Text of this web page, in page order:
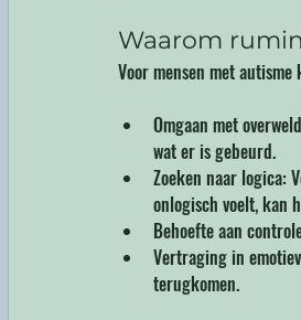
Waarom
Voor mensen met
Omgaan met
wat er is gebeurd.
Zoeken naar logica:
onlogisch voelt, kan
Behoefte aan
Vertraging in
terugkomen.